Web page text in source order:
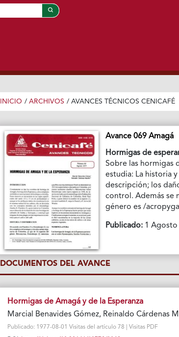
INICIO / ARCHIVOS / AVANCES TÉCNICOS CENICAFÉ
Avance 069 Amagá
Hormigas de
Sobre las hormigas
estudia: La historia
descripción; los
control. Además se
género es /
Publicado: 1 Agosto
DOCUMENTOS DEL AVANCE
Hormigas de Amagá y de la Esperanza
Marcial Benavides Gómez, Reinaldo Cárdenas
Publicado: 1977-08-01 Visitas del artículo 78 | Visitas PDF